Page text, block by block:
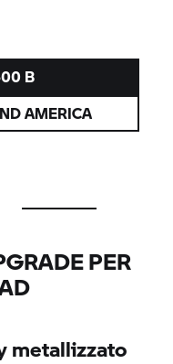
B
AMERICA
PER
metallizzato